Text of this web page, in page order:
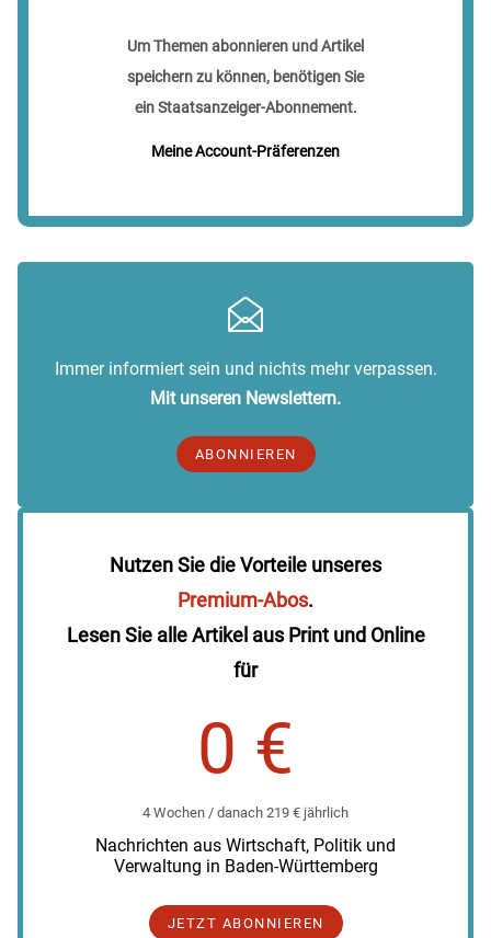
Um Themen abonnieren und Artikel
speichern zu können, benötigen Sie
ein Staatsanzeiger-Abonnement.
Meine Account-Präferenzen
Immer informiert sein und nichts mehr verpassen.
Mit unseren Newslettern.
ABONNIEREN
Nutzen Sie die Vorteile unseres
Premium-Abos.
Lesen Sie alle Artikel aus Print und Online
für
0 €
4 Wochen / danach 219 € jährlich
Nachrichten aus Wirtschaft, Politik und
Verwaltung in Baden-Württemberg
JETZT ABONNIEREN